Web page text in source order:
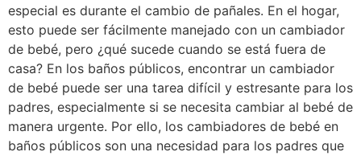
especial es durante el cambio de pañales. En el hogar,
esto puede ser fácilmente manejado con un cambiador
de bebé, pero ¿qué sucede cuando se está fuera de
casa? En los baños públicos, encontrar un cambiador
de bebé puede ser una tarea difícil y estresante para los
padres, especialmente si se necesita cambiar al bebé de
manera urgente. Por ello, los cambiadores de bebé en
baños públicos son una necesidad para los padres que